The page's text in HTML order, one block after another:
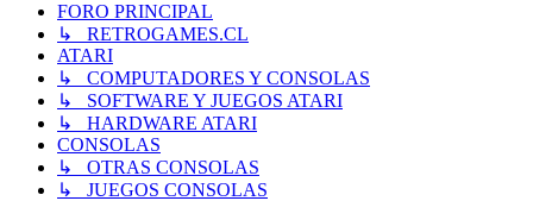
FORO PRINCIPAL
↳ RETROGAMES.CL
ATARI
↳ COMPUTADORES Y CONSOLAS
↳ SOFTWARE Y JUEGOS ATARI
↳ HARDWARE ATARI
CONSOLAS
↳ OTRAS CONSOLAS
↳ JUEGOS CONSOLAS